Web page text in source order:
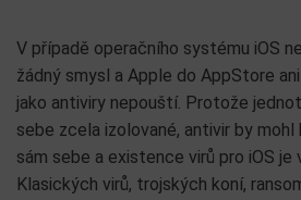
V případě operačního systému iOS
žádný smysl a Apple do AppStore
jako antiviry nepouští. Protože
sebe zcela izolované, antivir by
sám sebe a existence virů pro iOS
Klasických virů, trojských koní,